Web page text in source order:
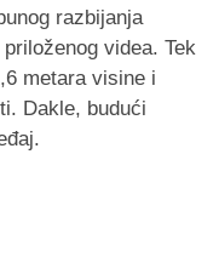
razbijanja
videa. Tek
metara visine i
Dakle, budući